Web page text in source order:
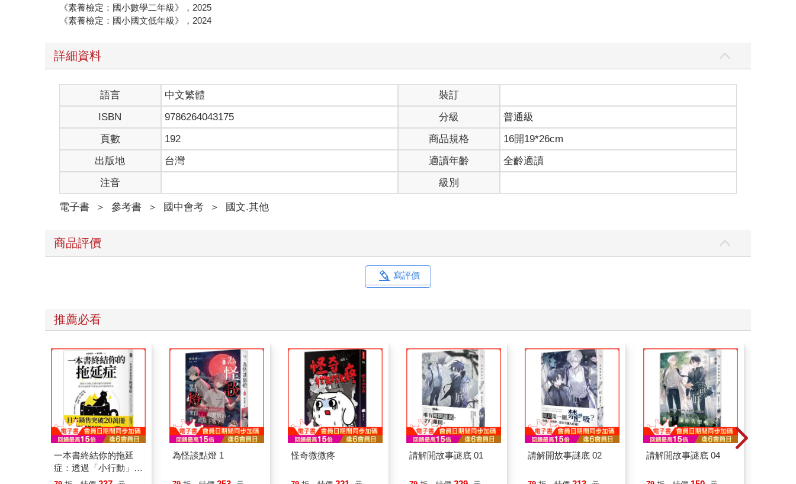
《素養檢定：國小數學二年級》，2025
《素養檢定：國小國文低年級》，2024
詳細資料
語言 中文繁體
裝訂
ISBN
9786264043175 分級
普通級
頁數
192 商品規格
16開19*26cm
出版地
台灣 適讀年齡
全齡適讀
注音
級別
電子書 ＞ 參考書 ＞ 國中會考 ＞ 國文.其他
商品評價
寫評價
推薦必看
一本書終結你的拖延
症：透過「小行動」打
開大腦的行動開關，懶
為怪談點燈 1 怪奇微微疼 請解開故事謎底 01 請解開故事謎底 02 請解開故事謎底 04